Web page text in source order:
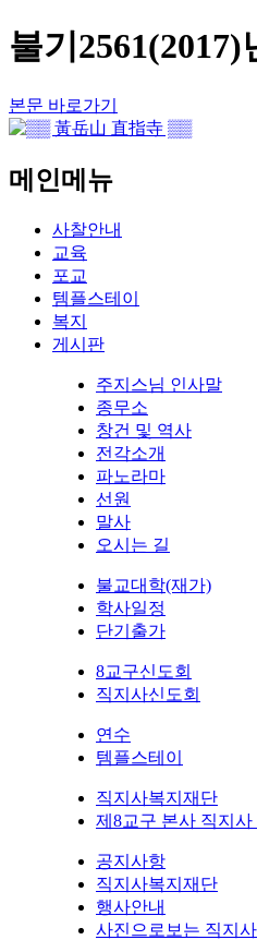
불기
본문 바로가기
메인메뉴
사찰안내
교육
포교
템플스테이
복지
게시판
주지스님 인사말
종무소
창건 및 역사
전각소개
파노라마
선원
말사
오시는 길
불교대학(재가)
학사일정
단기출가
8교구신도회
직지사신도회
연수
템플스테이
직지사복지재단
제8교구 본사 직지사
공지사항
직지사복지재단
행사안내
사진으로보는 직지사